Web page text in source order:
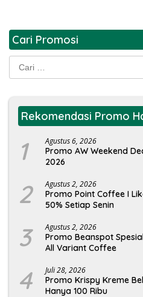
Cari Promosi
Rekomendasi Promo
1 Agustus 6, 2026
Promo AW Weekend
2026
2 Agustus 2, 2026
Promo Point Coffee I
50% Setiap Senin
3 Agustus 2, 2026
Promo Beanspot Spesial
All Variant Coffee
4 Juli 28, 2026
Promo Krispy Kreme
Hanya 100 Ribu